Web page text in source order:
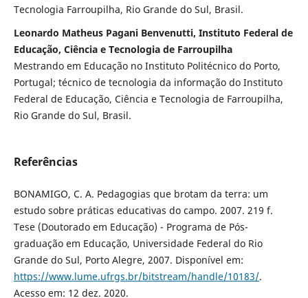
Tecnologia Farroupilha, Rio Grande do Sul, Brasil.
Leonardo Matheus Pagani Benvenutti, Instituto Federal de
Educação, Ciência e Tecnologia de Farroupilha
Mestrando em Educação no Instituto Politécnico do Porto,
Portugal; técnico de tecnologia da informação do Instituto
Federal de Educação, Ciência e Tecnologia de Farroupilha,
Rio Grande do Sul, Brasil.
Referências
BONAMIGO, C. A. Pedagogias que brotam da terra: um
estudo sobre práticas educativas do campo. 2007. 219 f.
Tese (Doutorado em Educação) - Programa de Pós-
graduação em Educação, Universidade Federal do Rio
Grande do Sul, Porto Alegre, 2007. Disponível em:
https://www.lume.ufrgs.br/bitstream/handle/10183/.
Acesso em: 12 dez. 2020.